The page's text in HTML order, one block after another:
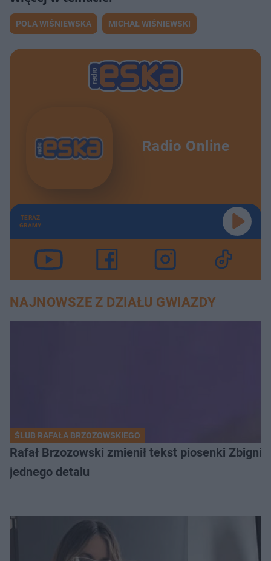
POLA WIŚNIEWSKA MICHAŁ WIŚNIEWSKI
Radio Online
TERAZ
GRAMY
NAJNOWSZE Z DZIAŁU GWIAZDY
ŚLUB RAFAŁA BRZOZOWSKIEGO
Rafał Brzozowski zmienił tekst piosenki
jednego detalu